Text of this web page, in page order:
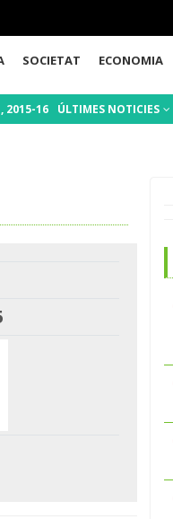
SOCIETAT ECONOMIA
2015-16 ÚLTIMES NOTICIES